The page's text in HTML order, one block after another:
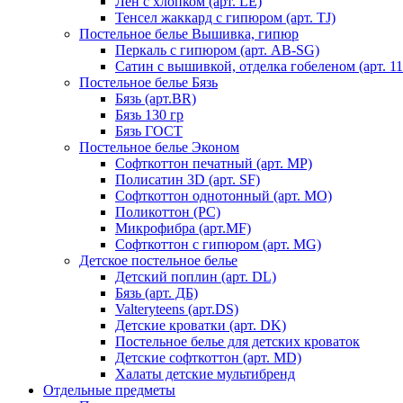
Тенсел жаккард с гипюром (арт. TJ)
Постельное белье Вышивка, гипюр
Перкаль с гипюром (арт. AB-SG)
Сатин с вышивкой, отделка гобеленом (арт.
Постельное белье Бязь
Бязь (арт.BR)
Бязь 130 гр
Бязь ГОСТ
Постельное белье Эконом
Софткоттон печатный (арт. MР)
Полисатин 3D (арт. SF)
Софткоттон однотонный (арт. MO)
Поликоттон (PC)
Микрофибра (арт.MF)
Софткоттон с гипюром (арт. MG)
Детское постельное белье
Детский поплин (арт. DL)
Бязь (арт. ДБ)
Valteryteens (арт.DS)
Детские кроватки (арт. DK)
Постельное белье для детских кроваток
Детские софткоттон (арт. MD)
Халаты детские мультибренд
Отдельные предметы